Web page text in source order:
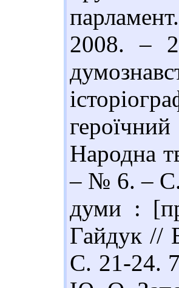
2008. –
Народна
– № 6. –
думи :
Гайдук //
С. 21-24.